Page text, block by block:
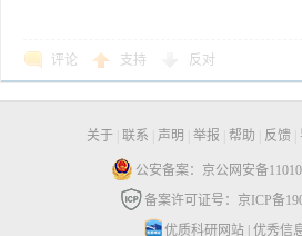
评论 支持 反对
关于 联系 声明 举报 帮助 反馈
公安备案：京公网安备
备案许可证号：京ICP备
优质科研网站| 优秀信